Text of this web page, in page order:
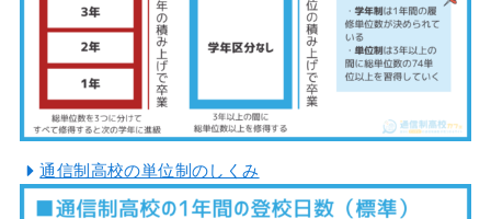
通信制高校の単位制のしくみ